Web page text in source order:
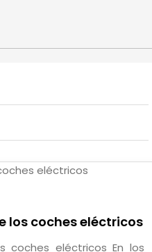
los coches eléctricos
coches eléctricos En los